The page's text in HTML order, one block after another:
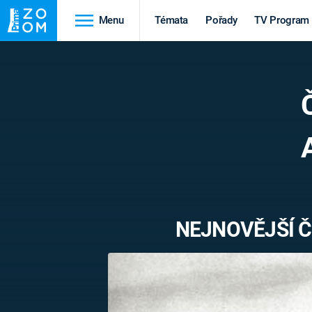
Menu Témata Pořady TV Program
NEJNOVĚJŠÍ